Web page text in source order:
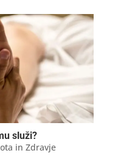
služi?
in Zdravje